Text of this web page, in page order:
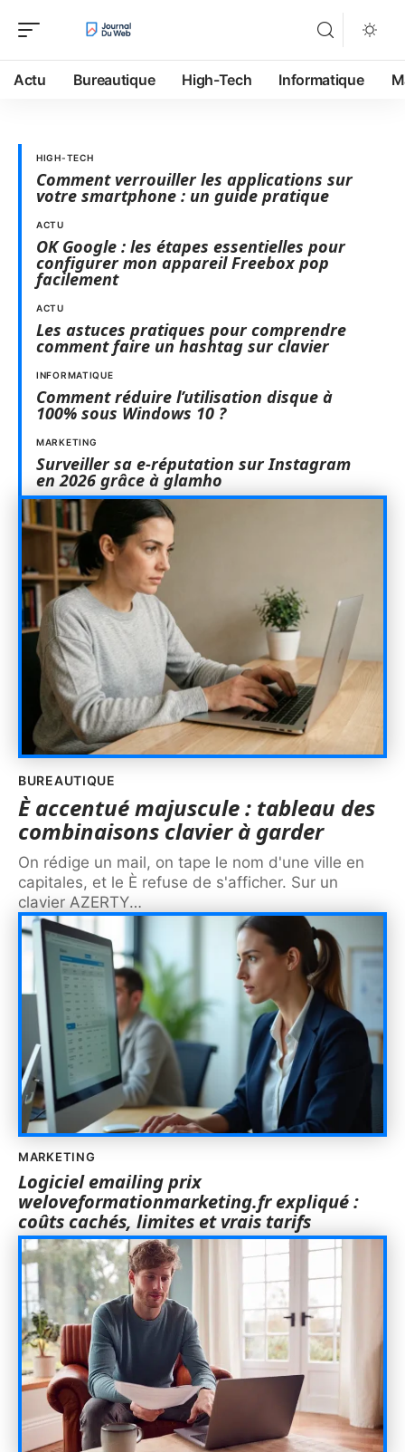
Actu Bureautique High-Tech Informatique
HIGH-TECH
Comment verrouiller les applications sur
votre smartphone : un guide pratique
ACTU
OK Google : les étapes essentielles pour
configurer mon appareil Freebox pop
facilement
ACTU
Les astuces pratiques pour comprendre
comment faire un hashtag sur clavier
INFORMATIQUE
Comment réduire l’utilisation disque à
100% sous Windows 10 ?
MARKETING
Surveiller sa e-réputation sur Instagram
en 2026 grâce à glamho
BUREAUTIQUE
È accentué majuscule : tableau des
combinaisons clavier à garder
On rédige un mail, on tape le nom d'une ville en
capitales, et le È refuse de s'afficher. Sur un
clavier AZERTY…
MARKETING
Logiciel emailing prix
weloveformationmarketing.fr expliqué :
coûts cachés, limites et vrais tarifs